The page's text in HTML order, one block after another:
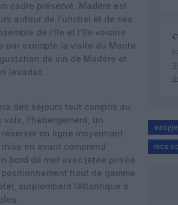
cadre préservé. Madère est
autour de Funchal et de ses
de l’île et l’île voisine
par exemple la visite du Monte
de vin de Madère et
levadas.
des séjours tout compris au
l’hébergement, un
en ligne moyennant
en avant comprend
bord de mer avec jetée privée
haut de gamme
surplombant l’Atlantique à
nice